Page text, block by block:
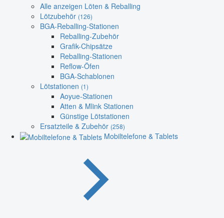
Alle anzeigen Löten & Reballing
Lötzubehör (126)
BGA-Reballing-Stationen
Reballing-Zubehör
Grafik-Chipsätze
Reballing-Stationen
Reflow-Öfen
BGA-Schablonen
Lötstationen (1)
Aoyue-Stationen
Atten & Mlink Stationen
Günstige Lötstationen
Ersatzteile & Zubehör (258)
Mobiltelefone & Tablets